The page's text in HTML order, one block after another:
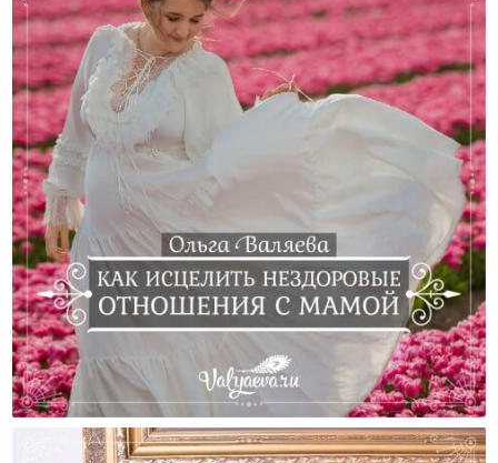
Как Исцелить Нездоровые Отношения С Мамой